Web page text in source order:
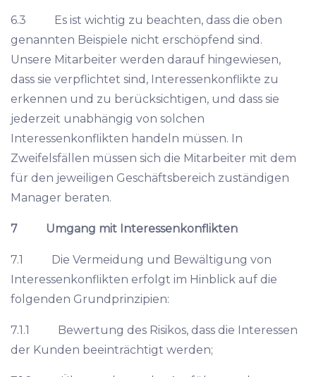
6.3 Es ist wichtig zu beachten, dass die oben
genannten Beispiele nicht erschöpfend sind.
Unsere Mitarbeiter werden darauf hingewiesen,
dass sie verpflichtet sind, Interessenkonflikte zu
erkennen und zu berücksichtigen, und dass sie
jederzeit unabhängig von solchen
Interessenkonflikten handeln müssen. In
Zweifelsfällen müssen sich die Mitarbeiter mit dem
für den jeweiligen Geschäftsbereich zuständigen
Manager beraten.
7 Umgang mit Interessenkonflikten
7.1 Die Vermeidung und Bewältigung von
Interessenkonflikten erfolgt im Hinblick auf die
folgenden Grundprinzipien:
7.1.1 Bewertung des Risikos, dass die Interessen
der Kunden beeinträchtigt werden;